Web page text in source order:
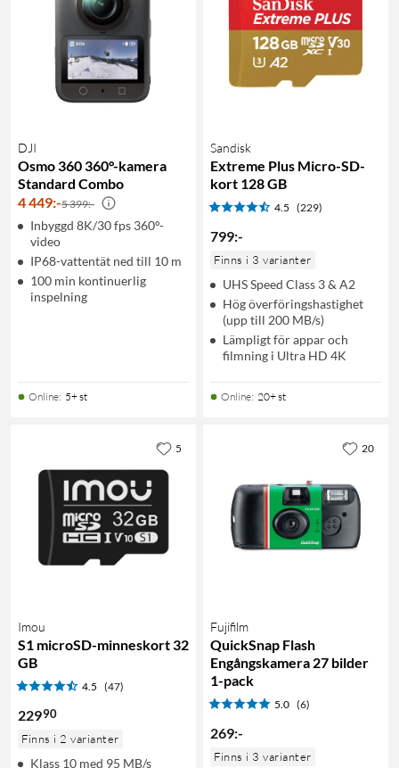
DJI
Osmo 360 360°-kamera
Standard Combo
4 449:-5 399:-
Inbyggd 8K/30 fps 360°-
video
IP68-vattentät ned till 10 m
100 min kontinuerlig
inspelning
Online: 5+ st
Sandisk
Extreme Plus Micro-SD-
kort 128 GB
4.5 (229)
799:-
Finns i 3 varianter
UHS Speed Class 3 & A2
Hög överföringshastighet
(upp till 200 MB/s)
Lämpligt för appar och
filmning i Ultra HD 4K
Online: 20+ st
Imou
S1 microSD-minneskort 32
GB
4.5 (47)
22990
Finns i 2 varianter
Klass 10 med 95 MB/s
5
Fujifilm
QuickSnap Flash
Engångskamera 27 bilder
1-pack
5.0 (6)
269:-
Finns i 3 varianter
20